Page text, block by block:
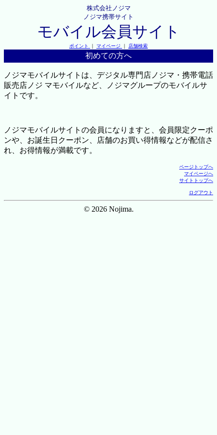
株式会社ノジマ
ノジマ携帯サイト
モバイル会員サイト
ポイント ｜ マイページ ｜ 店舗検索
初めての方へ
ノジマモバイルサイトは、デジタル専門店ノジマ・携帯電話
販売店ノジ マモバイルなど、ノジマグループのモバイルサ
イトです。
ノジマモバイルサイトの会員になりますと、会員限定クーポ
ンや、お誕生日クーポン、店舗のお買い得情報などが配信さ
れ、お得情報が満載です。
ページトップへ
マイページへ
サイトトップへ
ログアウト
© 2026 Nojima.